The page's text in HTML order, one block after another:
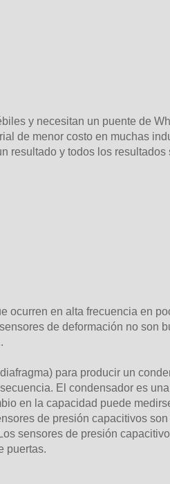
y necesitan un puente de
de menor costo en muchas
resultado y todos los resultados
ocurren en alta frecuencia en
de deformación no son
para producir un
El condensador es
en la capacidad puede
de presión capacitivos
sensores de presión
puertas.